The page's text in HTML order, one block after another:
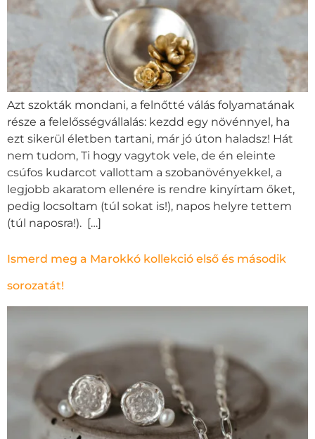
Azt szokták mondani, a felnőtté válás folyamatának
része a felelősségvállalás: kezdd egy növénnyel, ha
ezt sikerül életben tartani, már jó úton haladsz! Hát
nem tudom, Ti hogy vagytok vele, de én eleinte
csúfos kudarcot vallottam a szobanövényekkel, a
legjobb akaratom ellenére is rendre kinyírtam őket,
pedig locsoltam (túl sokat is!), napos helyre tettem
(túl naposra!). […]
Ismerd meg a Marokkó kollekció első és második
sorozatát!